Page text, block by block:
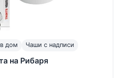
дом Чаши с надписи
на Рибаря